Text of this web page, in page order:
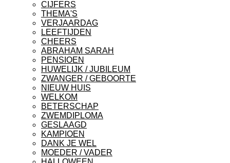
CIJFERS
THEMA'S
VERJAARDAG
LEEFTIJDEN
CHEERS
ABRAHAM SARAH
PENSIOEN
HUWELIJK / JUBILEUM
ZWANGER / GEBOORTE
NIEUW HUIS
WELKOM
BETERSCHAP
ZWEMDIPLOMA
GESLAAGD
KAMPIOEN
DANK JE WEL
MOEDER / VADER